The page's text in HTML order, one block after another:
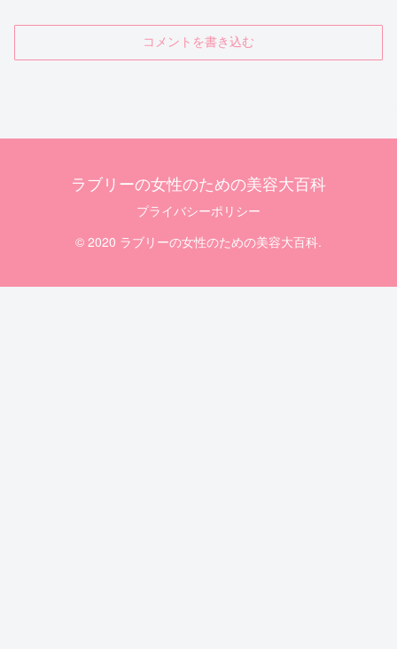
コメントを書き込む
ラブリーの女性のための美容大百科
プライバシーポリシー
© 2020 ラブリーの女性のための美容大百科.